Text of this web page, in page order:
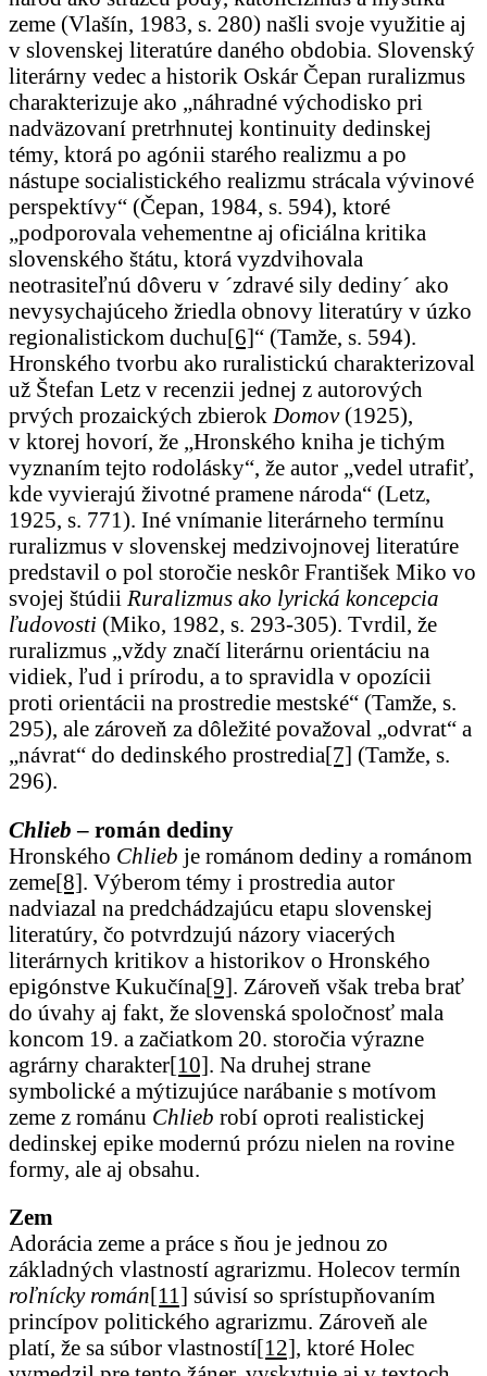
zeme (Vlašín, 1983, s. 280) našli svoje využitie aj
v slovenskej literatúre daného obdobia. Slovenský
literárny vedec a historik Oskár Čepan ruralizmus
charakterizuje ako „náhradné východisko pri
nadväzovaní pretrhnutej kontinuity dedinskej
témy, ktorá po agónii starého realizmu a po
nástupe socialistického realizmu strácala vývinové
perspektívy“ (Čepan, 1984, s. 594), ktoré
„podporovala vehementne aj oficiálna kritika
slovenského štátu, ktorá vyzdvihovala
neotrasiteľnú dôveru v ´zdravé sily dediny´ ako
nevysychajúceho žriedla obnovy literatúry v úzko
regionalistickom duchu[6]“ (Tamže, s. 594).
Hronského tvorbu ako ruralistickú charakterizoval
už Štefan Letz v recenzii jednej z autorových
prvých prozaických zbierok Domov(1925),
v ktorej hovorí, že „Hronského kniha je tichým
vyznaním tejto rodolásky“, že autor „vedel utrafiť,
kde vyvierajú životné pramene národa“ (Letz,
1925, s. 771). Iné vnímanie literárneho termínu
ruralizmus v slovenskej medzivojnovej literatúre
predstavil o pol storočie neskôr František Miko vo
svojej štúdii Ruralizmus ako lyrická koncepcia
ľudovosti (Miko, 1982, s. 293-305). Tvrdil, že
ruralizmus „vždy značí literárnu orientáciu na
vidiek, ľud i prírodu, a to spravidla v opozícii
proti orientácii na prostredie mestské“ (Tamže, s.
295), ale zároveň za dôležité považoval „odvrat“ a
„návrat“ do dedinského prostredia[7] (Tamže, s.
296).
Chlieb– román dediny
Hronského Chlieb je románom dediny a románom
zeme[8]. Výberom témy i prostredia autor
nadviazal na predchádzajúcu etapu slovenskej
literatúry, čo potvrdzujú názory viacerých
literárnych kritikov a historikov o Hronského
epigónstve Kukučína[9]. Zároveň však treba brať
do úvahy aj fakt, že slovenská spoločnosť mala
koncom 19. a začiatkom 20. storočia výrazne
agrárny charakter[10]. Na druhej strane
symbolické a mýtizujúce narábanie s motívom
zeme z románu Chlieb robí oproti realistickej
dedinskej epike modernú prózu nielen na rovine
formy, ale aj obsahu.
Zem
Adorácia zeme a práce s ňou je jednou zo
základných vlastností agrarizmu. Holecov termín
roľnícky román[11] súvisí so sprístupňovaním
princípov politického agrarizmu. Zároveň ale
platí, že sa súbor vlastností[12], ktoré Holec